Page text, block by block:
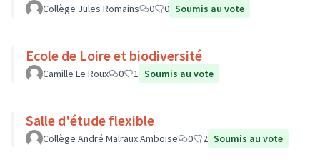
Collège Jules Romains 0 0 Soumis au vote
Ecole de Loire et biodiversité
Camille Le Roux 0 1 Soumis au vote
Salle d'étude flexible
Collège André Malraux Amboise 0 2 Soumis au vote